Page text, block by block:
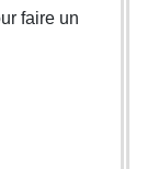
faire un